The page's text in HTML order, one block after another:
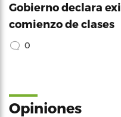
Gobierno declara
comienzo de clases
0
Opiniones